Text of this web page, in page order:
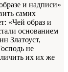
и надписи»
самих
«Чей образ и
основанием
Златоуст,
не
их их же